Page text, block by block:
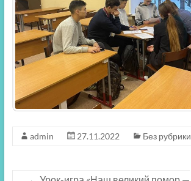
admin 27.11.2022 Без рубрики